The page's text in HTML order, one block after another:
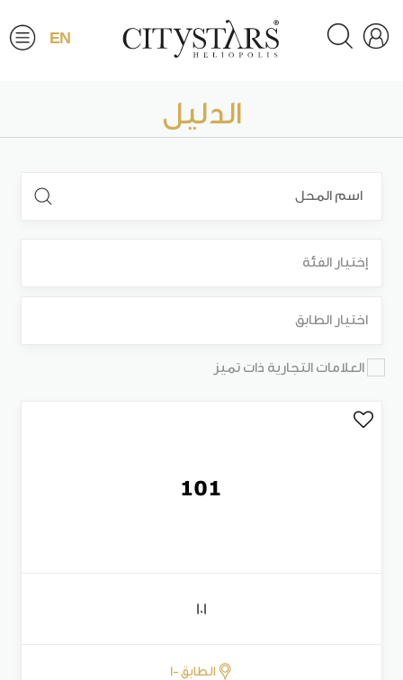
EN
الدليل
إختيار الفئة
اختيار الطابق
العلامات التجارية ذات تميز
101
الطابق -1